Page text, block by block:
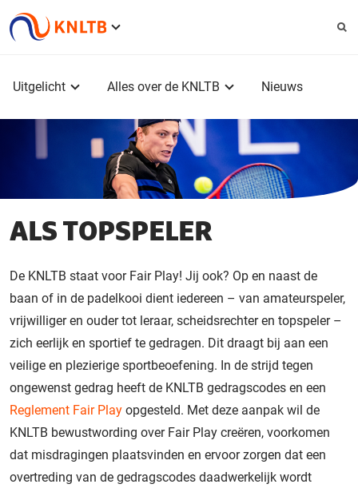
Uitgelicht Alles over de KNLTB Nieuws
ALS TOPSPELER
De KNLTB staat voor Fair Play! Jij ook? Op en naast de
baan of in de padelkooi dient iedereen – van amateurspeler,
vrijwilliger en ouder tot leraar, scheidsrechter en topspeler –
zich eerlijk en sportief te gedragen. Dit draagt bij aan een
veilige en plezierige sportbeoefening. In de strijd tegen
ongewenst gedrag heeft de KNLTB gedragscodes en een
Reglement Fair Play opgesteld. Met deze aanpak wil de
KNLTB bewustwording over Fair Play creëren, voorkomen
dat misdragingen plaatsvinden en ervoor zorgen dat een
overtreding van de gedragscodes daadwerkelijk wordt